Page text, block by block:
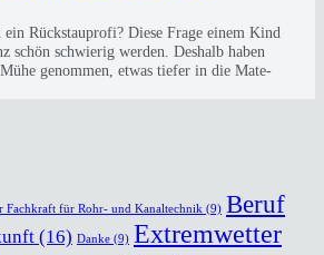
ein Rück­stau­pro­fi? Die­se Fra­ge einem Kind
schön schwie­rig wer­den. Des­halb haben
genom­men, etwas tie­fer in die Mate­
Fachkraft für Rohr- und Kanaltechnik (9) Beruf
(16) Danke (9) Extremwetter